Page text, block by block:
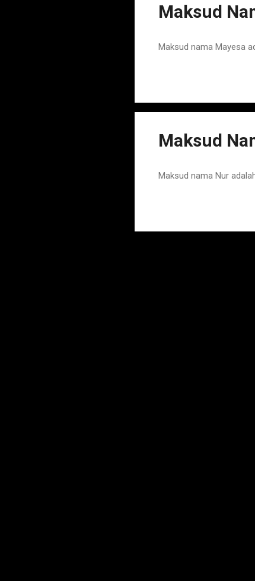
Maksud
Maksud nama Mayesa
Maksud
Maksud nama Nur